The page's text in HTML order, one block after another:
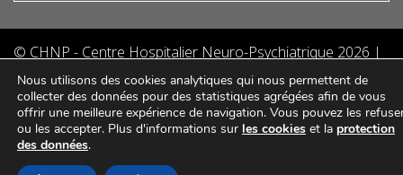
Nous utilisons des cookies analytiques qui nous permettent de
collecter des données pour des statistiques agrégées afin de vous
offrir une meilleure expérience de navigation. Vous pouvez les
ou les accepter. Plus d'informations sur les cookies et la protection
des données.
© CHNP - Centre Hospitalier Neuro-Psychiatrique 2026 |
Mentions légales|Protection des données|Politique de
cookies| |